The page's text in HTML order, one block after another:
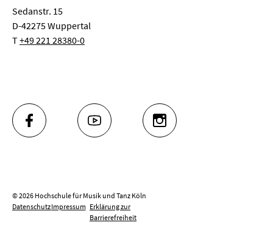
Sedanstr. 15
D-42275 Wuppertal
T+49 221 28380-0
FACEBOOK YOUTUBE INSTAGRAM
© 2026 Hochschule für Musik und Tanz Köln
DatenschutzImpressum Erklärung zur
Barrierefreiheit